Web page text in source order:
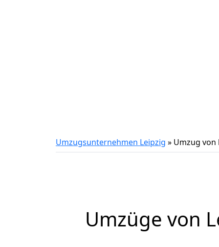
Umzugsunternehmen Leipzig » Umzug von
Umzüge von